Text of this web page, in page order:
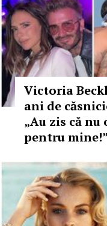
Victoria
ani de
„Au zis că
pentru mine!”